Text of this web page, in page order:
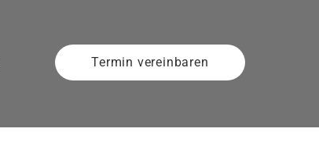
Termin vereinbaren